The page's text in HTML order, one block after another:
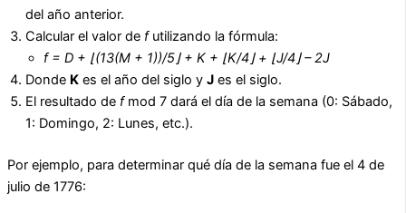
del año anterior.
Calcular el valor de futilizando la fórmula:
f = D + ⌊(13(M + 1))/5⌋ + K + ⌊K/4⌋ + ⌊J/4⌋ – 2J
Donde K es el año del siglo y J es el siglo.
El resultado de fmod 7 dará el día de la semana (0: Sábado,
1: Domingo, 2: Lunes, etc.).
Por ejemplo, para determinar qué día de la semana fue el 4 de
julio de 1776: